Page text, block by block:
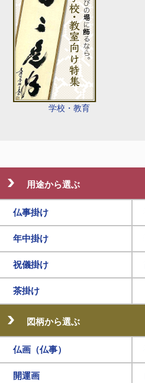
学校・教育
用途から選ぶ
仏事掛け
年中掛け
祝儀掛け
茶掛け
図柄から選ぶ
仏画（仏事）
開運画